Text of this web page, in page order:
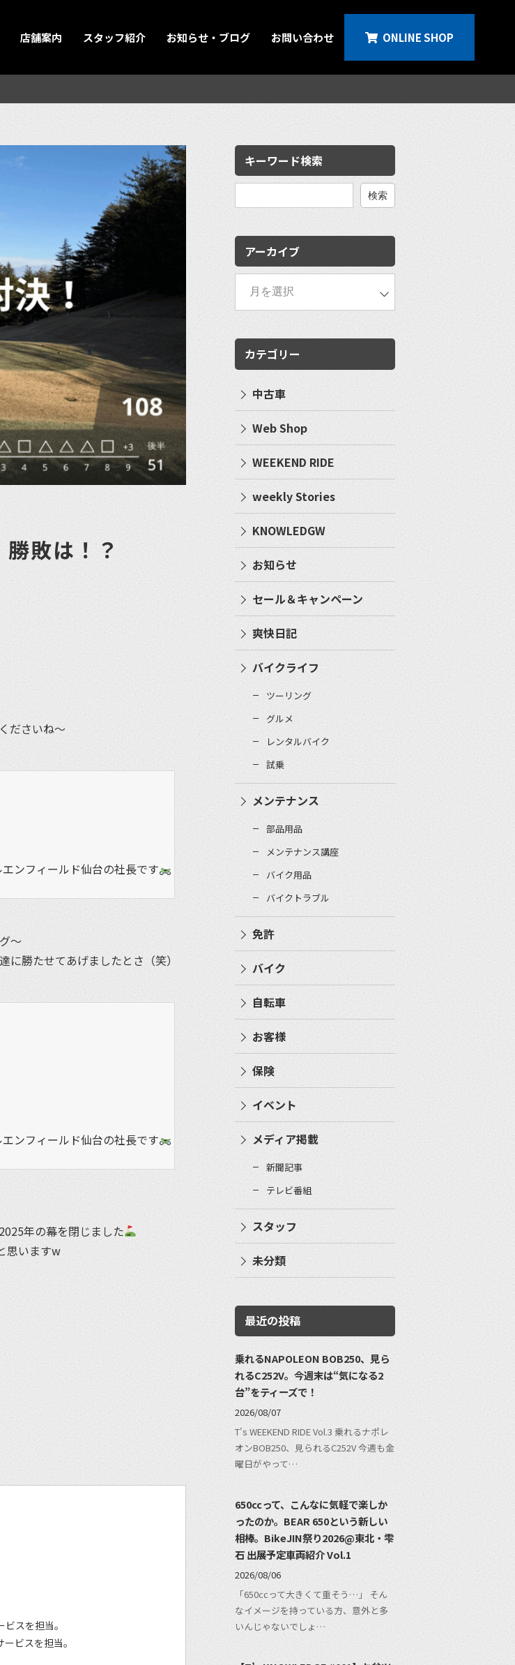
店舗案内 スタッフ紹介 お知らせ・ブログ お問い合わせ ONLINE SHOP
敗は！？
ださいね〜
ンフィールド仙台の社長です
〜
勝たせてあげましたとさ（笑）
ンフィールド仙台の社長です
年の幕を閉じました
思いますw
スを担当。
ビスを担当。
キーワード検索
検
アーカイブ
カテゴリー
中古車
Web Shop
WEEKEND RIDE
weekly Stories
KNOWLEDGW
お知らせ
セール＆キャンペーン
爽快日記
バイクライフ
ツーリング
グルメ
レンタルバイク
試乗
メンテナンス
部品用品
メンテナンス講座
バイク用品
バイクトラブル
免許
バイク
自転車
お客様
保険
イベント
メディア掲載
新聞記事
テレビ番組
スタッフ
未分類
最近の投稿
乗れるNAPOLEON BOB250、見ら
れるC252V。今週末は“気になる2
台”をティーズで！
2026/08/07
T's WEEKEND RIDE Vol.3 乗れるナポレ
オンBOB250、見られるC252V 今週も金
曜日がやって…
650ccって、こんなに気軽で楽しか
ったのか。BEAR 650という新しい
相棒。BikeJIN祭り2026@東北・雫
石 出展予定車両紹介 Vol.1
2026/08/06
「650ccって大きくて重そう…」 そん
なイメージを持っている方、意外と多
いんじゃないでしょ…